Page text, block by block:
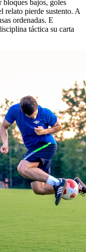
bloques bajos, goles
relato pierde sustento. A
ordenadas. E
táctica su carta